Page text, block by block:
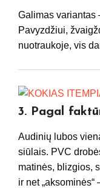
Galimas variantas
Pavyzdžiui,
nuotraukoje, vis
3. Pagal
Audinių lubos
siūlais. PVC
matinės, blizgios,
ir net